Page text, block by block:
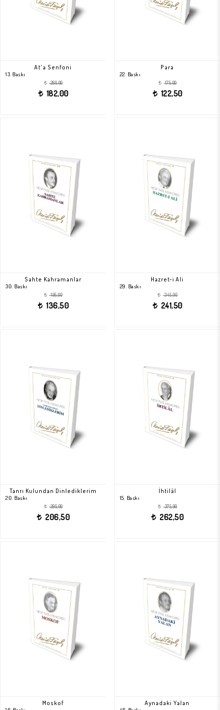
At'a Senfoni
13. Baskı
t
260,00
t
182,00
Para
22. Baskı
t
175,00
t
122,50
Sahte Kahramanlar
30. Baskı
t
195,00
t
136,50
Hazret-i Ali
29. Baskı
t
345,00
t
241,50
Tanrı Kulundan Dinlediklerim
20. Baskı
t
295,00
t
206,50
İhtilâl
15. Baskı
t
375,00
t
262,50
Moskof Aynadaki Yalan